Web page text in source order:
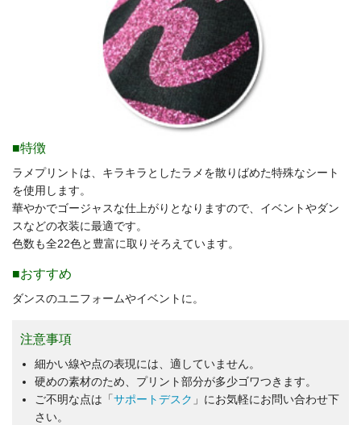
■特徴
ラメプリントは、キラキラとしたラメを散りばめた特殊なシート
を使用します。
華やかでゴージャスな仕上がりとなりますので、イベントやダン
スなどの衣装に最適です。
色数も全22色と豊富に取りそろえています。
■おすすめ
ダンスのユニフォームやイベントに。
注意事項
細かい線や点の表現には、適していません。
硬めの素材のため、プリント部分が多少ゴワつきます。
ご不明な点は「サポートデスク 」にお気軽にお問い合わせ下
さい。